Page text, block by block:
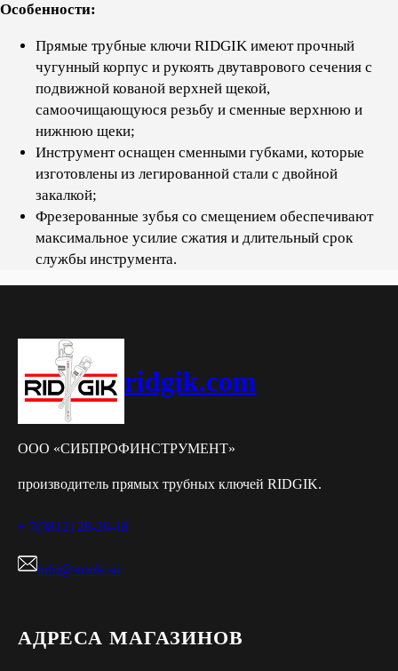
Особенности:
Прямые трубные ключи RIDGIK имеют прочный
чугунный корпус и рукоять двутаврового сечения с
подвижной кованой верхней щекой,
самоочищающуюся резьбу и сменные верхнюю и
нижнюю щеки;
Инструмент оснащен сменными губками, которые
изготовлены из легированной стали с двойной
закалкой;
Фрезерованные зубья со смещением обеспечивают
максимальное усилие сжатия и длительный срок
службы инструмента.
ridgik.com
ООО «СИБПРОФИНСТРУМЕНТ»
производитель прямых трубных ключей RIDGIK.
+ 7(3812) 28-26-18
info@stools.su
АДРЕСА МАГАЗИНОВ